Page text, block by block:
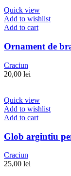
Quick view
Add to wishlist
Add to cart
Ornament de
Craciun
20,00 lei
Quick view
Add to wishlist
Add to cart
Glob argintiu
Craciun
25,00 lei